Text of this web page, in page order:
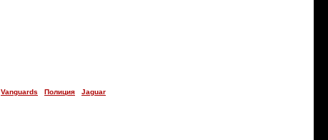
Vanguards Полиция
Jaguar